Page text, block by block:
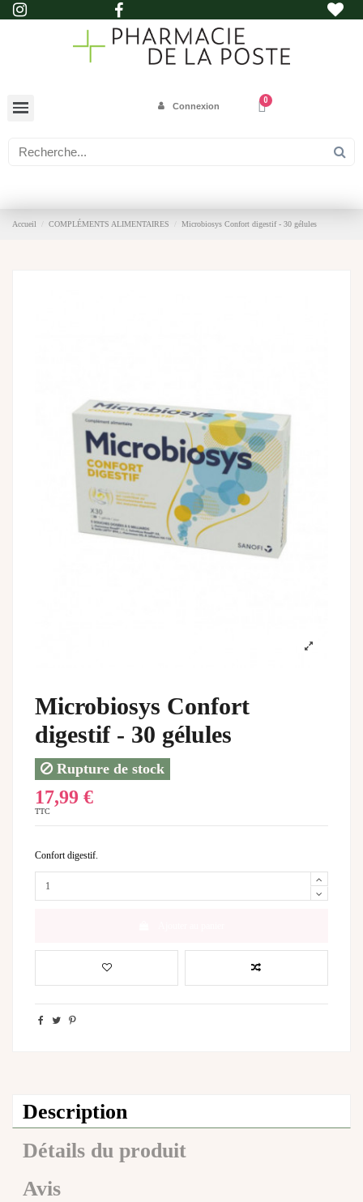
Connexion
Accueil COMPLÉMENTS ALIMENTAIRES Microbiosys Confort digestif - 30 gélules
Microbiosys Confort
digestif - 30 gélules
Rupture de stock
17,99 €
TTC
Confort digestif.
Description
Détails du produit
Avis